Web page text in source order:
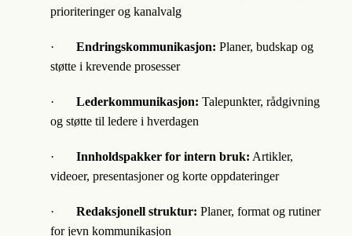
prioriteringer og kanalvalg
· Endringskommunikasjon: Planer, budskap og
støtte i krevende prosesser
· Lederkommunikasjon: Talepunkter, rådgivning
og støtte til ledere i hverdagen
· Innholdspakker for intern bruk: Artikler,
videoer, presentasjoner og korte oppdateringer
· Redaksjonell struktur: Planer, format og rutiner
for jevn kommunikasjon